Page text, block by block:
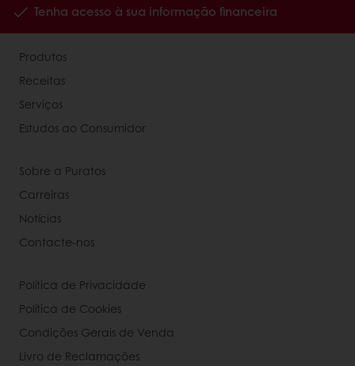
Tenha acesso à sua informação financeira
Produtos
Receitas
Serviços
Estudos ao Consumidor
Sobre a Puratos
Carreiras
Notícias
Contacte-nos
Política de Privacidade
Política de Cookies
Condições Gerais de Venda
Livro de Reclamações